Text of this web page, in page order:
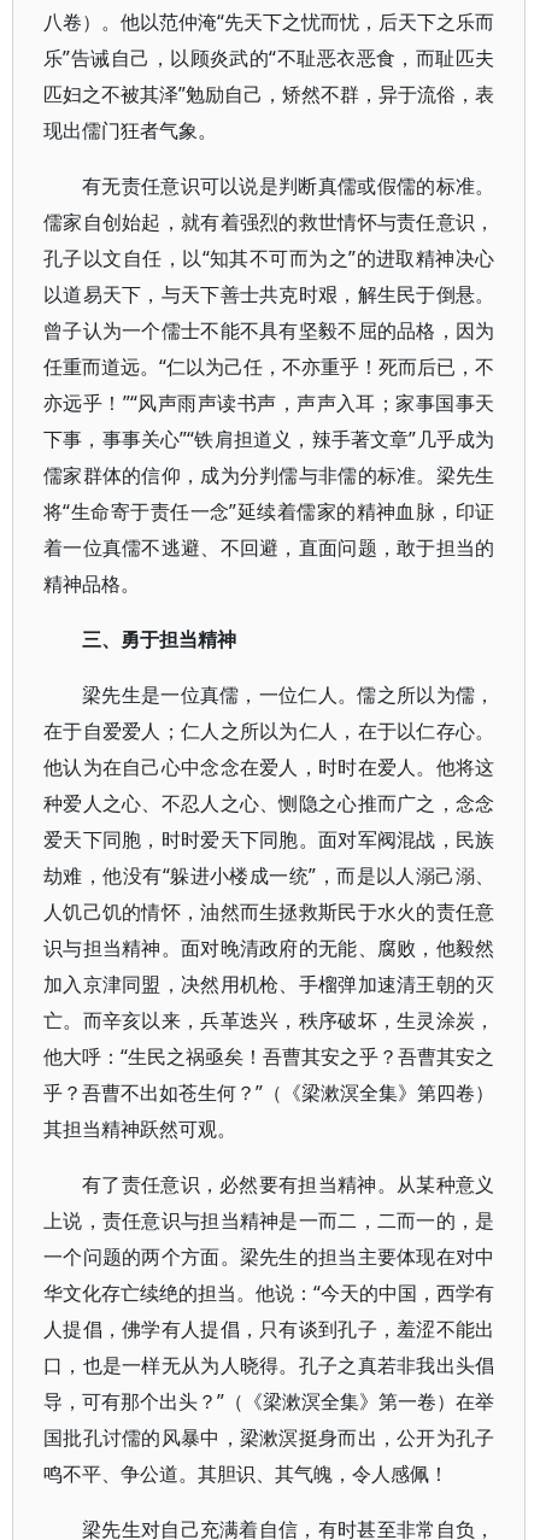
八卷）。他以范仲淹“先天下之忧而忧，后天下之乐而
乐”告诫自己，以顾炎武的“不耻恶衣恶食，而耻匹夫
匹妇之不被其泽”勉励自己，矫然不群，异于流俗，表
现出儒门狂者气象。
有无责任意识可以说是判断真儒或假儒的标准。
儒家自创始起，就有着强烈的救世情怀与责任意识，
孔子以文自任，以“知其不可而为之”的进取精神决心
以道易天下，与天下善士共克时艰，解生民于倒悬。
曾子认为一个儒士不能不具有坚毅不屈的品格，因为
任重而道远。“仁以为己任，不亦重乎！死而后已，不
亦远乎！”“风声雨声读书声，声声入耳；家事国事天
下事，事事关心”“铁肩担道义，辣手著文章”几乎成为
儒家群体的信仰，成为分判儒与非儒的标准。梁先生
将“生命寄于责任一念”延续着儒家的精神血脉，印证
着一位真儒不逃避、不回避，直面问题，敢于担当的
精神品格。
三、勇于担当精神
梁先生是一位真儒，一位仁人。儒之所以为儒，
在于自爱爱人；仁人之所以为仁人，在于以仁存心。
他认为在自己心中念念在爱人，时时在爱人。他将这
种爱人之心、不忍人之心、恻隐之心推而广之，念念
爱天下同胞，时时爱天下同胞。面对军阀混战，民族
劫难，他没有“躲进小楼成一统”，而是以人溺己溺、
人饥己饥的情怀，油然而生拯救斯民于水火的责任意
识与担当精神。面对晚清政府的无能、腐败，他毅然
加入京津同盟，决然用机枪、手榴弹加速清王朝的灭
亡。而辛亥以来，兵革迭兴，秩序破坏，生灵涂炭，
他大呼：“生民之祸亟矣！吾曹其安之乎？吾曹其安之
乎？吾曹不出如苍生何？”（《梁漱溟全集》第四卷）
其担当精神跃然可观。
有了责任意识，必然要有担当精神。从某种意义
上说，责任意识与担当精神是一而二，二而一的，是
一个问题的两个方面。梁先生的担当主要体现在对中
华文化存亡续绝的担当。他说：“今天的中国，西学有
人提倡，佛学有人提倡，只有谈到孔子，羞涩不能出
口，也是一样无从为人晓得。孔子之真若非我出头倡
导，可有那个出头？”（《梁漱溟全集》第一卷）在举
国批孔讨儒的风暴中，梁漱溟挺身而出，公开为孔子
鸣不平、争公道。其胆识、其气魄，令人感佩！
梁先生对自己充满着自信，有时甚至非常自负，